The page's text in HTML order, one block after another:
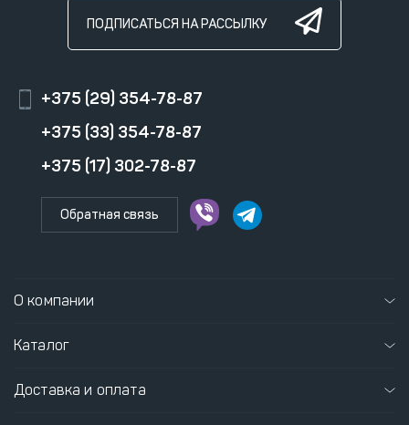
ПОДПИСАТЬСЯ НА РАССЫЛКУ
+375 (29) 354-78-87
+375 (33) 354-78-87
+375 (17) 302-78-87
Обратная связь
О компании
Каталог
Доставка и оплата